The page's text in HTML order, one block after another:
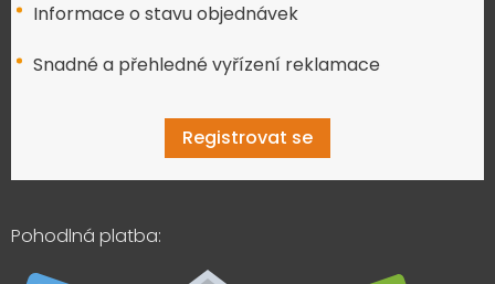
Informace o stavu objednávek
Snadné a přehledné vyřízení reklamace
Registrovat se
Pohodlná platba: